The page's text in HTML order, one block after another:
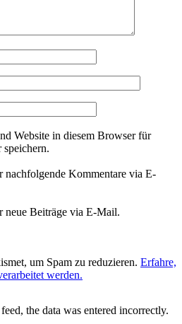
Website in diesem Browser für
speichern.
nachfolgende Kommentare via E-
neue Beiträge via E-Mail.
um Spam zu reduzieren. Erfahre,
werden.
the data was entered incorrectly.